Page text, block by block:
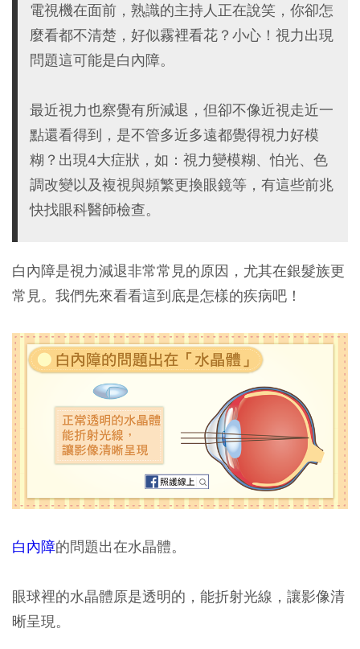
電視機在面前，熟識的主持人正在說笑，你卻怎
麼看都不清楚，好似霧裡看花？小心！視力出現
問題這可能是白內障。
最近視力也察覺有所減退，但卻不像近視走近一
點還看得到，是不管多近多遠都覺得視力好模
糊？出現4大症狀，如：視力變模糊、怕光、色
調改變以及複視與頻繁更換眼鏡等，有這些前兆
快找眼科醫師檢查。
白內障是視力減退非常常見的原因，尤其在銀髮族更
常見。我們先來看看這到底是怎樣的疾病吧！
白內障的問題出在水晶體。
眼球裡的水晶體原是透明的，能折射光線，讓影像清
晰呈現。